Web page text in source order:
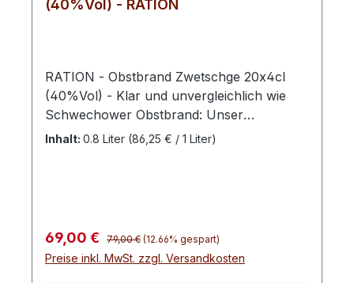
(40%Vol) - RATION
RATION - Obstbrand Zwetschge 20x4cl
(40%Vol) - Klar und unvergleichlich wie
Schwechower Obstbrand: Unser
Zwetschgenbrand ist nicht ohne Grund
Hauszwetschgen verwendet. Die hohe
Kunst des Brennens zeigt sich hier vor
Inhalt: 0.8 Liter (86,25 € / 1 Liter)
Verkaufspreis:
69,00 € Regulärer Preis:
79,00 € (12.66% gespart)
Preise inkl. MwSt. zzgl. Versandkosten